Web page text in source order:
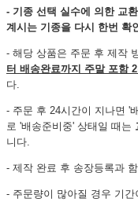
- 기종 선택 실수에 의한 교
계시는 기종을 다시 한번 확
- 해당 상품은 주문 후 제작
터 배송완료까지 주말 포함
다.
- 주문 후 24시간이 지나면 '
로 '배송준비중' 상태일 때는
니다.
- 제작 완료 후 송장등록과
- 주문량이 많아질 경우 기